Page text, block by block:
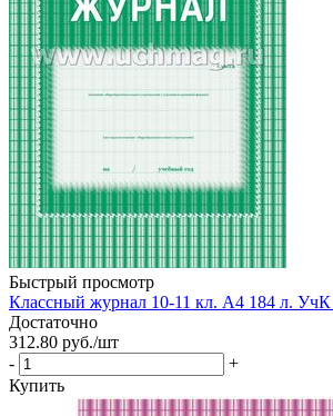
Быстрый просмотр
Классный журнал 10-11 кл. А4 184 л. УчК
Достаточно
312.80 руб./шт
-
+
Купить